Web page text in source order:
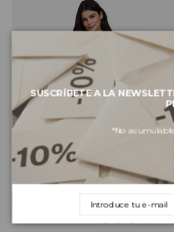
ONLY Goa Shirt - Smokey
SUSCRÍBETE A LA
*No